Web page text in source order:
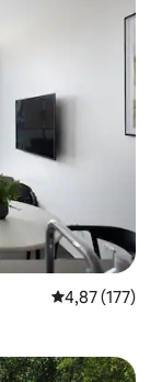
5 üzerinden
4,87 (177)